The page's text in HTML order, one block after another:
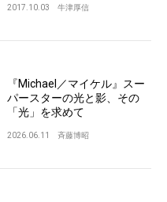
2017.10.03 牛津厚信
『Michael／マイケル』スー
パースターの光と影、その
「光」を求めて
2026.06.11 斉藤博昭